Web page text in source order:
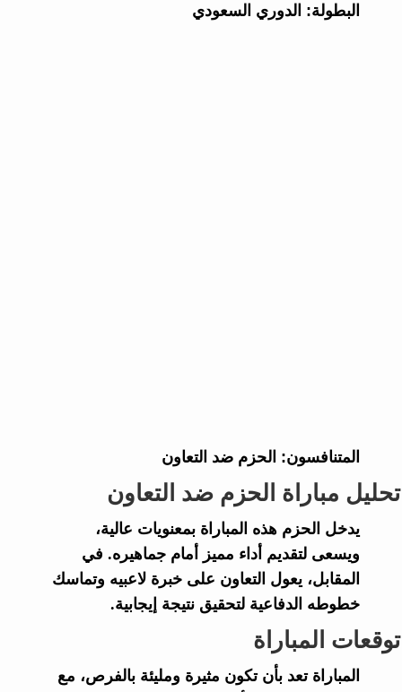
البطولة: الدوري السعودي
المتنافسون: الحزم ضد التعاون
تحليل مباراة الحزم ضد التعاون
يدخل الحزم هذه المباراة بمعنويات عالية،
ويسعى لتقديم أداء مميز أمام جماهيره. في
المقابل، يعول التعاون على خبرة لاعبيه وتماسك
خطوطه الدفاعية لتحقيق نتيجة إيجابية.
توقعات المباراة
المباراة تعد بأن تكون مثيرة ومليئة بالفرص، مع